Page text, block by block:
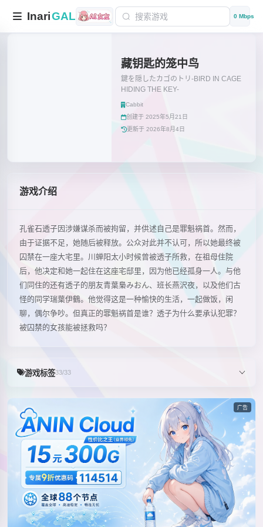
InariGAL 0 Mbps
藏钥匙的笼中鸟
鍵を隠したカゴのトリ-BIRD IN CAGE
HIDING THE KEY-
Cabbit
创建于 2025年5月21日
更新于 2026年8月4日
游戏介绍
孔雀石透子因涉嫌谋杀而被拘留，并供述自己是罪魁祸首。然而，
由于证据不足，她随后被释放。公众对此并不认可，所以她最终被
囚禁在一座大宅里。川蝉阳太小时候曾被透子所救，在祖母住院
后，他决定和她一起住在这座宅邸里，因为他已经孤身一人。与他
们同住的还有透子的朋友青葉梟みおん、班长燕沢夜，以及他们古
怪的同学瑞葉伊鶴。他觉得这是一种愉快的生活，一起做饭，闲
聊，偶尔争吵。但真正的罪魁祸首是谁？透子为什么要承认犯罪？
被囚禁的女孩能被拯救吗？
游戏标签33/33
广告